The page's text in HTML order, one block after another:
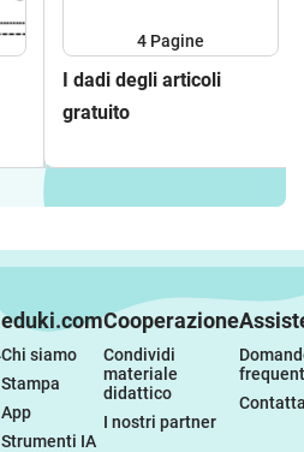
4 Pagine
I dadi degli articoli
gratuito
eduki.com
Chi siamo
Stampa
App
Strumenti IA
Cooperazione
Condividi
materiale
didattico
I nostri partner